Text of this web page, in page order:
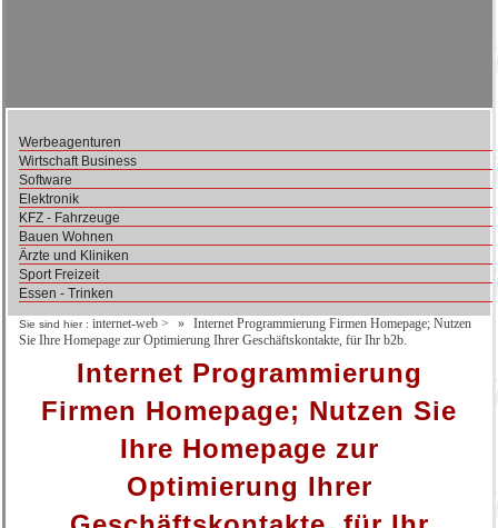
Werbeagenturen
Wirtschaft Business
Software
Elektronik
KFZ - Fahrzeuge
Bauen Wohnen
Ärzte und Kliniken
Sport Freizeit
Essen - Trinken
Sie sind hier : internet-web >
Internet Programmierung Firmen Homepage; Nutzen
Sie Ihre Homepage zur Optimierung Ihrer Geschäftskontakte, für Ihr b2b.
Internet Programmierung
Firmen Homepage; Nutzen Sie
Ihre Homepage zur
Optimierung Ihrer